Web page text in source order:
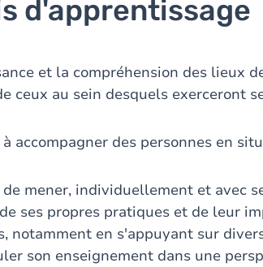
d'apprentissage
et la compréhension des lieux
ceux au sein desquels exerceront
à accompagner des personnes en
de mener, individuellement et avec
ses propres pratiques et de leur
notamment en s'appuyant sur
son enseignement dans une